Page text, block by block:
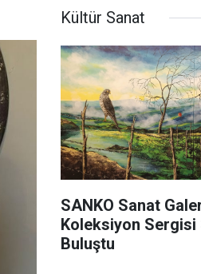
Kültür Sanat
SANKO Sanat
Koleksiyon
Buluştu